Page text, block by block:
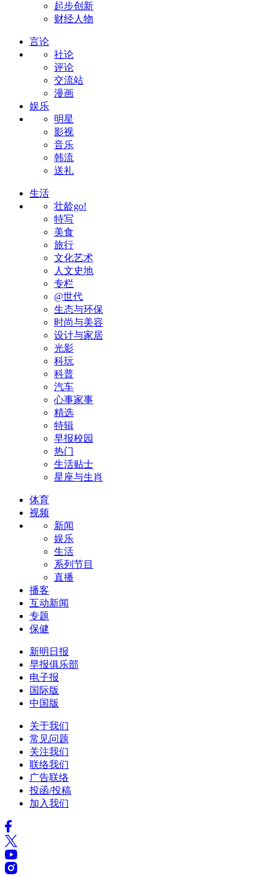
起步创新
财经人物
言论
社论
评论
交流站
漫画
娱乐
明星
影视
音乐
韩流
送礼
生活
壮龄go!
特写
美食
旅行
文化艺术
人文史地
专栏
@世代
生态与环保
时尚与美容
设计与家居
光影
科玩
科普
汽车
心事家事
精选
特辑
早报校园
热门
生活贴士
星座与生肖
体育
视频
新闻
娱乐
生活
系列节目
直播
播客
互动新闻
专题
保健
新明日报
早报俱乐部
电子报
国际版
中国版
关于我们
常见问题
关注我们
联络我们
广告联络
投函/投稿
加入我们